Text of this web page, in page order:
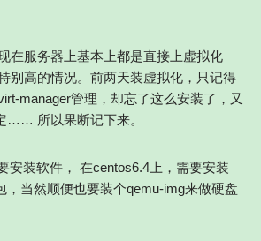
在服务器上基本上都是直接上虚拟化
别高的情况。前两天装虚拟化，只记得
manager管理，却忘了这么安装了，又
…… 所以果断记下来。
安装软件， 在centos6.4上，需要安装
，当然顺便也要装个qemu-img来做硬盘